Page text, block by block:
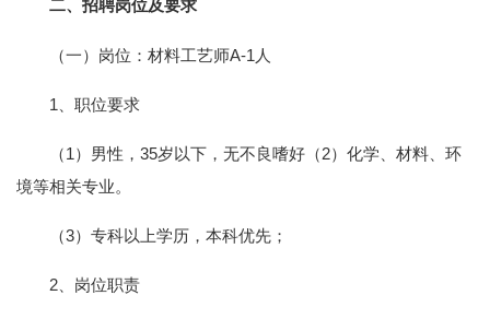
二、招聘岗位及要求
（一）岗位：材料工艺师A-1人
1、职位要求
（1）男性，35岁以下，无不良嗜好（2）化学、材料、环
境等相关专业。
（3）专科以上学历，本科优先；
2、岗位职责